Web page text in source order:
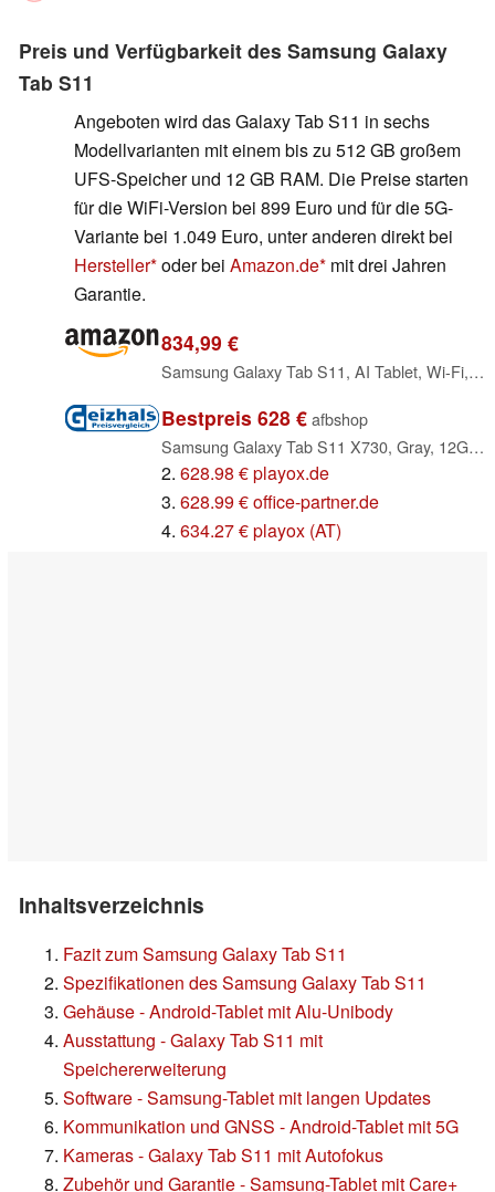
Preis und Verfügbarkeit des Samsung Galaxy
Tab S11
Angeboten wird das Galaxy Tab S11 in sechs
Modellvarianten mit einem bis zu 512 GB großem
UFS-Speicher und 12 GB RAM. Die Preise starten
für die WiFi-Version bei 899 Euro und für die 5G-
Variante bei 1.049 Euro, unter anderen direkt bei
Hersteller oder bei Amazon.de mit drei Jahren
Garantie.
834,99 €
Samsung Galaxy Tab S11, AI Tablet, Wi-Fi, Leichtes Design, Vielseitige KI-Tools, DeX, 128 GB Speicher, 12 GB RAM, Lange Akkulaufzeit, Gray, 3 Jahre Herstellergarantie [Exklusiv auf Amazon]
Bestpreis 628 € afbshop
Samsung Galaxy Tab S11 X730, Gray, 12GB RAM, 128GB (SM-X730NZAREUB)
2. 628.98 € playox.de
3. 628.99 € office-partner.de
4. 634.27 € playox (AT)
Inhaltsverzeichnis
Fazit zum Samsung Galaxy Tab S11
Spezifikationen des Samsung Galaxy Tab S11
Gehäuse - Android-Tablet mit Alu-Unibody
Ausstattung - Galaxy Tab S11 mit
Speichererweiterung
Software - Samsung-Tablet mit langen Updates
Kommunikation und GNSS - Android-Tablet mit 5G
Kameras - Galaxy Tab S11 mit Autofokus
Zubehör und Garantie - Samsung-Tablet mit Care+